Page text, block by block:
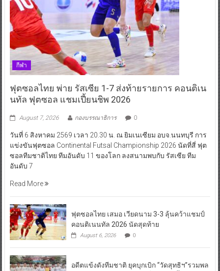
กีฬา
ฟุตซอลไทย พ่าย รัสเซีย 1-7 ส่งท้ายรายการ คอนติเน
นทัล ฟุตซอล แชมเปี้ยนชิพ 2026
August 7, 2026 กองบรรณาธิการ 0
วันที่ 6 สิงหาคม 2569 เวลา 20.30 น. ณ ยิมเนเซียม อบจ.นนทบุรี การ
แข่งขันฟุตซอล Continental Futsal Championship 2026 นัดที่สี่ ฟุต
ซอลทีมชาติไทย ทีมอันดับ 11 ของโลก ลงสนามพบกับ รัสเซีย ทีม
อันดับ 7
Read More
ฟุตซอลไทย เสมอ เวียดนาม 3-3 ลุ้นคว้าแชมป์
คอนติเนนทัล 2026 นัดสุดท้าย
August 6, 2026 0
อดีตแข้งดังทีมชาติ ยุคบุกเบิก “วัดสุทธิฯ”รวมพล